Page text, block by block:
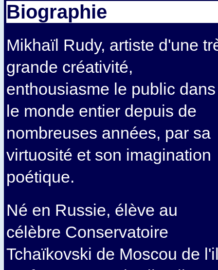
Biographie
Mikhaïl Rudy, artiste d'une
grande créativité,
enthousiasme le public dans
le monde entier depuis de
nombreuses années, par sa
virtuosité et son imagination
poétique.
Né en Russie, élève au
célèbre Conservatoire
Tchaïkovski de Moscou de